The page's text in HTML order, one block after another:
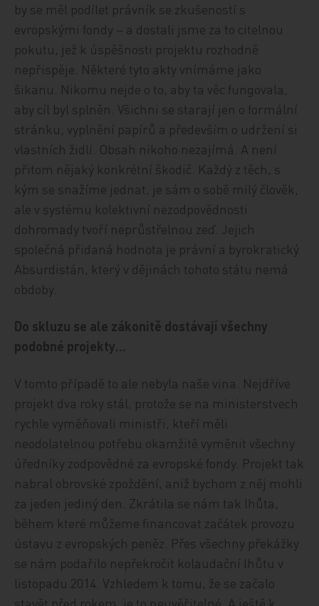
by se měl podílet právník se zkušeností s
evropskými fondy – a dostali jsme za to citelnou
pokutu, jež k úspěšnosti projektu rozhodně
nepřispěje. Některé tyto akty vnímáme jako
šikanu. Nikomu nejde o to, aby ta věc fungovala,
aby cíl byl splněn. Všichni se starají jen o formální
stránku, vyplnění papírů a především o udržení si
vlastních židlí. Obsah nikoho nezajímá. A není
přitom nějaký konkrétní škodič. Každý z těch, s
kým se snažíme jednat, je sám o sobě milý člověk,
ale v systému kolektivní nezodpovědnosti
dohromady tvoří neprůstřelnou zeď. Jejich
společná přidaná hodnota je právní a byrokratický
Absurdistán, který v dějinách tohoto státu nemá
obdoby.
Do skluzu se ale zákonitě dostávají všechny
podobné projekty…
V tomto případě to ale nebyla naše vina. Nejdříve
projekt dva roky stál, protože se na ministerstvech
rychle vyměňovali ministři, kteří měli
neodolatelnou potřebu okamžitě vyměnit všechny
úředníky zodpovědné za evropské fondy. Projekt tak
nabral obrovské zpoždění, aniž bychom z něj mohli
za jeden jediný den. Zkrátila se nám tak lhůta,
během které můžeme financovat začátek provozu
ústavu z evropských peněz. Přes všechny překážky
se nám podařilo nepřekročit kolaudační lhůtu v
listopadu 2014. Vzhledem k tomu, že se začalo